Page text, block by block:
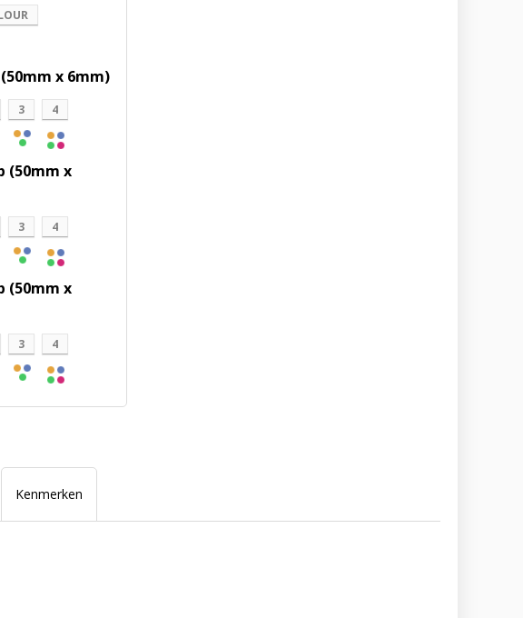
x 6mm)
3 4
(50mm x
3 4
(50mm x
3 4
Kenmerken